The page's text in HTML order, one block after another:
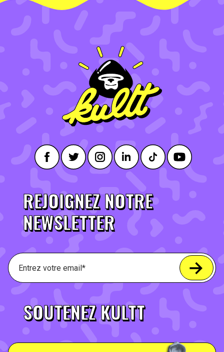
REJOIGNEZ NOTRE
NEWSLETTER
SOUTENEZ KULTT